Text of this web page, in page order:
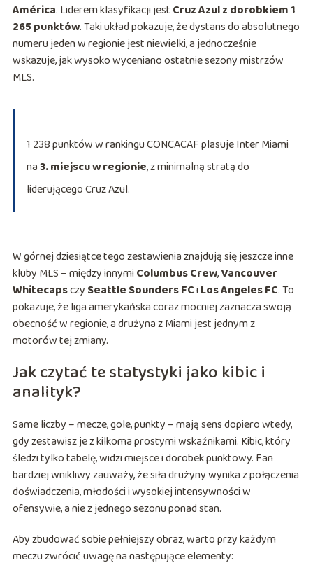
América. Liderem klasyfikacji jest Cruz Azul z dorobkiem 1
265 punktów. Taki układ pokazuje, że dystans do absolutnego
numeru jeden w regionie jest niewielki, a jednocześnie
wskazuje, jak wysoko wyceniano ostatnie sezony mistrzów
MLS.
1 238 punktów w rankingu CONCACAF plasuje Inter Miami
na3. miejscu w regionie, z minimalną stratą do
liderującego Cruz Azul.
W górnej dziesiątce tego zestawienia znajdują się jeszcze inne
kluby MLS – między innymi Columbus Crew,Vancouver
Whitecapsczy Seattle Sounders FCi Los Angeles FC. To
pokazuje, że liga amerykańska coraz mocniej zaznacza swoją
obecność w regionie, a drużyna z Miami jest jednym z
motorów tej zmiany.
Jak czytać te statystyki jako kibic i
analityk?
Same liczby – mecze, gole, punkty – mają sens dopiero wtedy,
gdy zestawisz je z kilkoma prostymi wskaźnikami. Kibic, który
śledzi tylko tabelę, widzi miejsce i dorobek punktowy. Fan
bardziej wnikliwy zauważy, że siła drużyny wynika z połączenia
doświadczenia, młodości i wysokiej intensywności w
ofensywie, a nie z jednego sezonu ponad stan.
Aby zbudować sobie pełniejszy obraz, warto przy każdym
meczu zwrócić uwagę na następujące elementy: